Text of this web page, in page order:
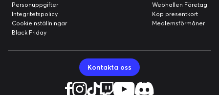
Personuppgifter
Integritetspolicy
Cookieinställningar
Black Friday
Webhallen Företag
Köp presentkort
Medlemsförmåner
Kontakta oss